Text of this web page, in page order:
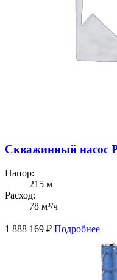
Скважинный насос
Напор:
215 м
Расход:
78 м³/ч
1 888 169 ₽ Подробнее